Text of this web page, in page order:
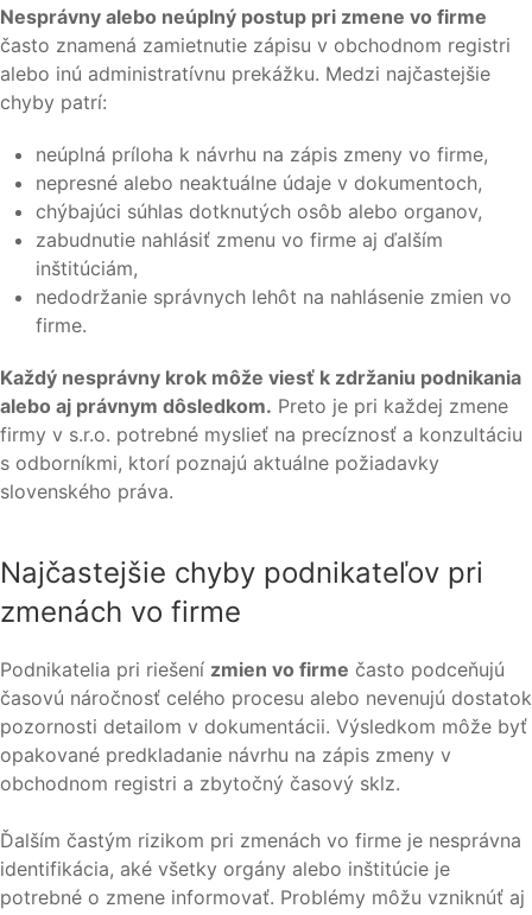
Nesprávny alebo neúplný postup pri zmene vo firme
často znamená zamietnutie zápisu v obchodnom registri
alebo inú administratívnu prekážku. Medzi najčastejšie
chyby patrí:
neúplná príloha k návrhu na zápis zmeny vo firme,
nepresné alebo neaktuálne údaje v dokumentoch,
chýbajúci súhlas dotknutých osôb alebo organov,
zabudnutie nahlásiť zmenu vo firme aj ďalším
inštitúciám,
nedodržanie správnych lehôt na nahlásenie zmien vo
firme.
Každý nesprávny krok môže viesť k zdržaniu podnikania
alebo aj právnym dôsledkom. Preto je pri každej zmene
firmy v s.r.o. potrebné myslieť na precíznosť a konzultáciu
s odborníkmi, ktorí poznajú aktuálne požiadavky
slovenského práva.
Najčastejšie chyby podnikateľov pri
zmenách vo firme
Podnikatelia pri riešení zmien vo firme často podceňujú
časovú náročnosť celého procesu alebo nevenujú dostatok
pozornosti detailom v dokumentácii. Výsledkom môže byť
opakované predkladanie návrhu na zápis zmeny v
obchodnom registri a zbytočný časový sklz.
Ďalším častým rizikom pri zmenách vo firme je nesprávna
identifikácia, aké všetky orgány alebo inštitúcie je
potrebné o zmene informovať. Problémy môžu vzniknúť aj